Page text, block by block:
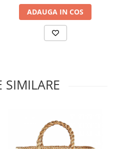
ADAUGA IN COS
SIMILARE